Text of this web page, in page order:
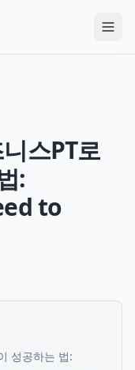
스PT로
:
to
성공하는 법: